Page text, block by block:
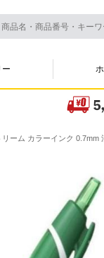
ー
リーム カラーインク 0.7mm